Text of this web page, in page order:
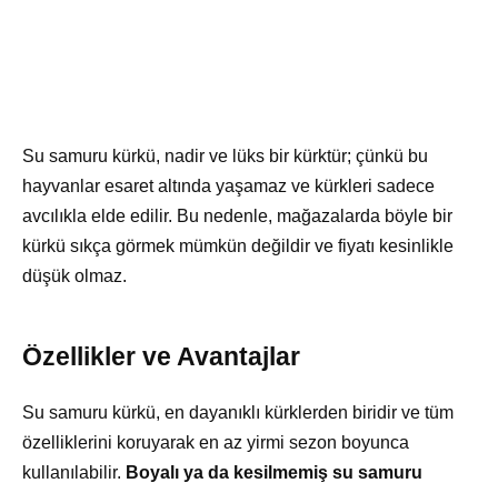
Su samuru kürkü, nadir ve lüks bir kürktür; çünkü bu
hayvanlar esaret altında yaşamaz ve kürkleri sadece
avcılıkla elde edilir. Bu nedenle, mağazalarda böyle bir
kürkü sıkça görmek mümkün değildir ve fiyatı kesinlikle
düşük olmaz.
Özellikler ve Avantajlar
Su samuru kürkü, en dayanıklı kürklerden biridir ve tüm
özelliklerini koruyarak en az yirmi sezon boyunca
kullanılabilir. Boyalı ya da kesilmemiş su samuru